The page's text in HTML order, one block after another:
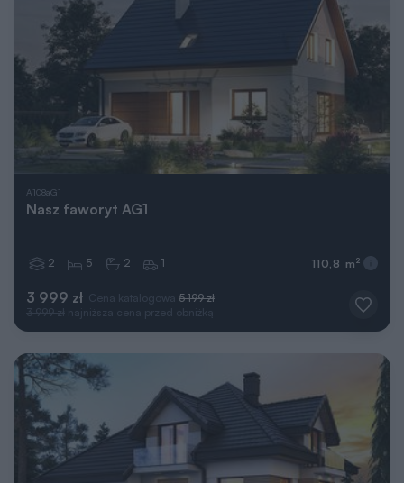
A108aG1
Nasz faworyt AG1
3 999 zł Cena katalogowa 5 199 zł
3 999 zł najniższa cena przed obniżką
2 5 2 1 110,8 m 2